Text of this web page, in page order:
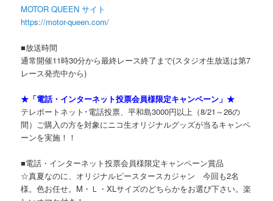
MOTOR QUEEN サイト
https://motor-queen.com/
■放送時間
通常開催11時30分から最終レース終了まで(スタジオ生放送は第7
レース発売中から)
★「電話・インターネット投票会員様限定キャンペーン」★
テレボートネット･電話投票、平和島3000円以上（8/21～26の
間）ご購入の方を対象にニコ生オリジナルグッズが当るキャンペ
ーンを実施！！
■電話・インターネット投票会員様限定キャンペーン賞品
☆真夏なのに、オリジナルピースタースカジャン 今回も2名
様。色お任せ。M・Ｌ・XLサイズのどちらかをお選び下さい。楽